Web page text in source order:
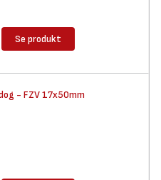
Se produkt
- FZV17x50mm